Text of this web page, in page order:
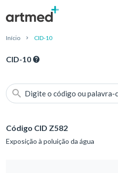
Início CID-10
CID-10
Digite o código ou palavra-
Código CID Z582
Exposição à poluição da água